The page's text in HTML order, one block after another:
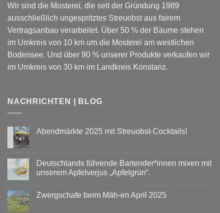
Wir sind die Mosterei, die seit der Gründung 1989
ausschließlich ungespritztes Streuobst aus fairem
Vertragsanbau verarbeitet. Über 50 % der Bäume stehen
im Umkreis von 10 km um die Mosterei am westlichen
Bodensee. Und über 90 % unserer Produkte verkaufen wir
im Umkreis von 30 km im Landkreis Konstanz.
NACHRICHTEN | BLOG
Abendmärkte 2025 mit Streuobst-Cocktails!
Abendmärkte
2025
mit
Deutschlands führende Bartender*innen mixen mit
unserem Apfelverjus „Apfelgrün“.
zu
Zwergschafe beim Mäh-en April 2025